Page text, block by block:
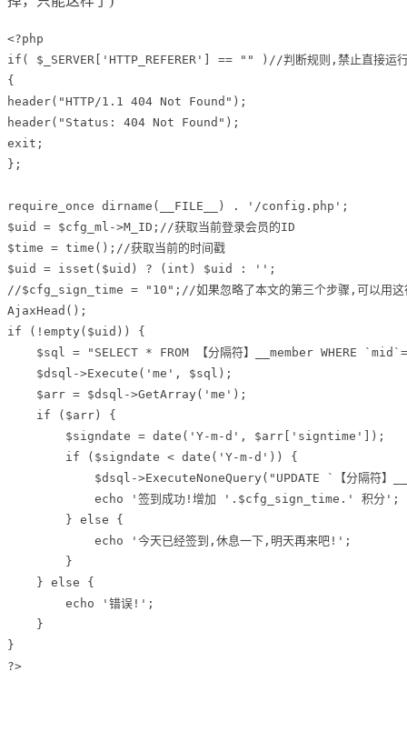
<?php
if( $_SERVER['HTTP_REFERER'] == "" )//判断规则,禁止直接运
{
header("HTTP/1.1 404 Not Found");
header("Status: 404 Not Found");
exit;
};
require_once dirname(__FILE__) . '/config.php';
$uid = $cfg_ml->M_ID;//获取当前登录会员的ID
$time = time();//获取当前的时间戳
$uid = isset($uid) ? (int) $uid : '';
//$cfg_sign_time = "10";//如果忽略了本文的第三个步骤,可以用这
AjaxHead();
if (!empty($uid)) {
$sql = "SELECT * FROM 【分隔符】__member WHERE
$dsql->Execute('me', $sql);
$arr = $dsql->GetArray('me');
if ($arr) {
$signdate = date('Y-m-d', $arr['signtime']);
if ($signdate < date('Y-m-d')) {
$dsql->ExecuteNoneQuery("UPDATE `【分隔符】
echo '签到成功!增加 '.$cfg_sign_time.' 积分';
} else {
echo '今天已经签到,休息一下,明天再来吧!';
}
} else {
echo '错误!';
}
}
?>